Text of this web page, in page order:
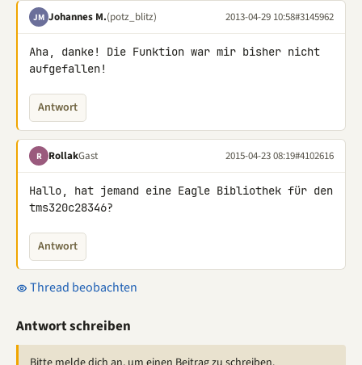
JM Johannes M.(potz_blitz) 2013-04-29 10:58#3145962
Aha, danke! Die Funktion war mir bisher nicht
aufgefallen!
Antwort
R RollakGast 2015-04-23 08:19#4102616
Hallo, hat jemand eine Eagle Bibliothek für den
tms320c28346?
Antwort
Thread beobachten
Antwort schreiben